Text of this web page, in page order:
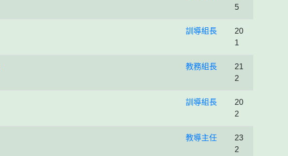
5
訓導組長
20
1
教務組長
21
2
訓導組長
20
2
教導主任
23
2